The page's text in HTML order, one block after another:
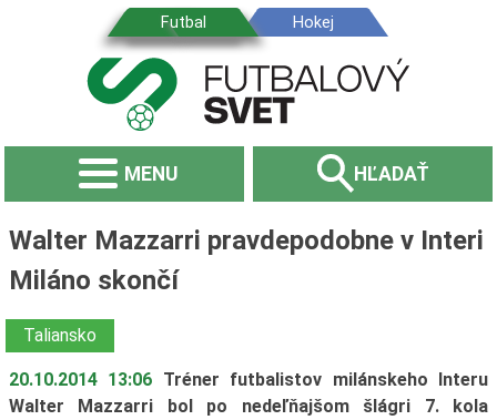
MENU HĽADAŤ
Walter Mazzarri pravdepodobne v Interi
Miláno skončí
Taliansko
20.10.2014 13:06 Tréner futbalistov milánskeho Interu
Walter Mazzarri bol po nedeľňajšom šlágri 7. kola